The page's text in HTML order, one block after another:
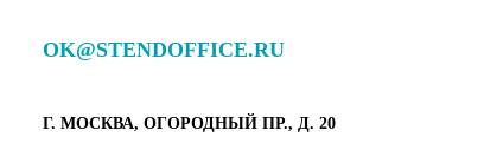
OK@STENDOFFICE.RU
Г. МОСКВА, ОГОРОДНЫЙ ПР., Д. 20